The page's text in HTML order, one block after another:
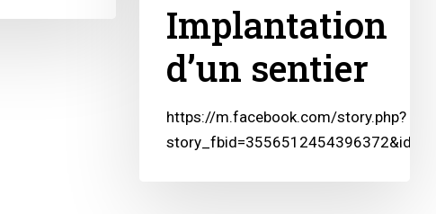
Implantation
d’un sentier
https://m.facebook.com/story.php?